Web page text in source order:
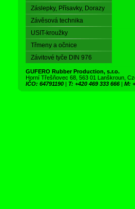
Záslepky, Přísavky, Dorazy
Závěsová technika
USIT-kroužky
Třmeny a očnice
Závitové tyče DIN 976
GUFERO Rubber Production, s.r.o.
Horní Třešňovec 68, 563 01 Lanškroun,
IČO: 64791190 | T: +420 469 333 666 | M: